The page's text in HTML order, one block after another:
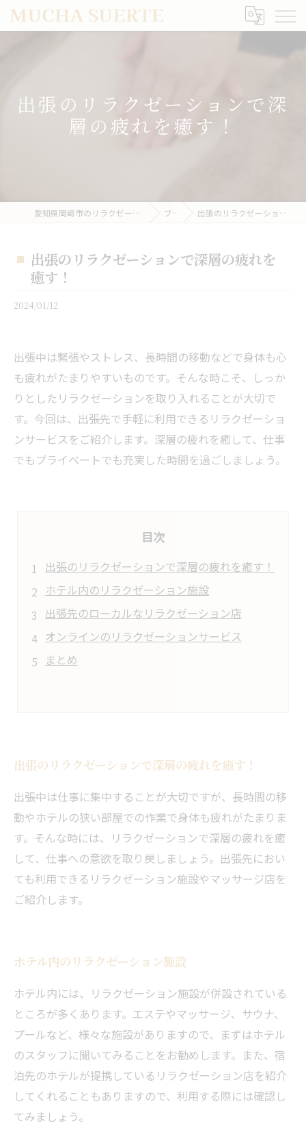
出張のリラクゼーションで深
層の疲れを癒す！
愛知県岡崎市のリラクゼーションならMUCHA SUERTE ブログ 出張のリラクゼーションで深層の疲れを癒す！
出張のリラクゼーションで深層の疲れを
癒す！
2024/01/12
出張中は緊張やストレス、長時間の移動などで身体も心
も疲れがたまりやすいものです。そんな時こそ、しっか
りとしたリラクゼーションを取り入れることが大切で
す。今回は、出張先で手軽に利用できるリラクゼーショ
ンサービスをご紹介します。深層の疲れを癒して、仕事
でもプライベートでも充実した時間を過ごしましょう。
目次
出張のリラクゼーションで深層の疲れを癒す！
ホテル内のリラクゼーション施設
出張先のローカルなリラクゼーション店
オンラインのリラクゼーションサービス
まとめ
出張のリラクゼーションで深層の疲れを癒す！
出張中は仕事に集中することが大切ですが、長時間の移
動やホテルの狭い部屋での作業で身体も疲れがたまりま
す。そんな時には、リラクゼーションで深層の疲れを癒
して、仕事への意欲を取り戻しましょう。出張先におい
ても利用できるリラクゼーション施設やマッサージ店を
ご紹介します。
ホテル内のリラクゼーション施設
ホテル内には、リラクゼーション施設が併設されている
ところが多くあります。エステやマッサージ、サウナ、
プールなど、様々な施設がありますので、まずはホテル
のスタッフに聞いてみることをお勧めします。また、宿
泊先のホテルが提携しているリラクゼーション店を紹介
してくれることもありますので、利用する際には確認し
てみましょう。